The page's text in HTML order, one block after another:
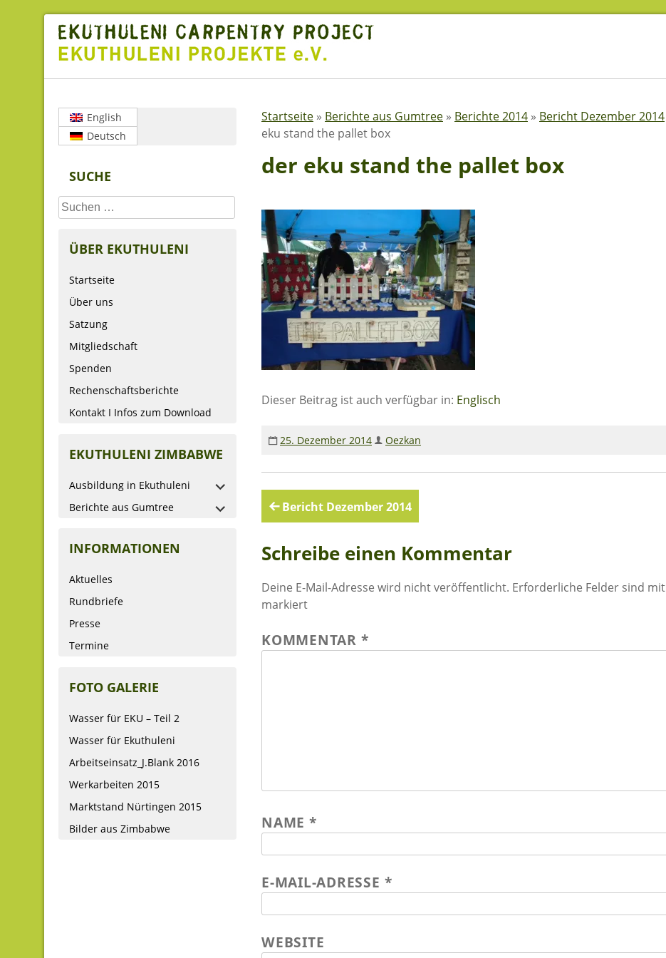
Skip
content
English
Deutsch
SUCHE
Suchen
nach:
ÜBER EKUTHULENI
Startseite
Über uns
Satzung
Mitgliedschaft
Spenden
Rechenschaftsberichte
Kontakt I Infos zum Download
EKUTHULENI ZIMBABWE
Ausbildung in Ekuthuleni
Berichte aus Gumtree
INFORMATIONEN
Aktuelles
Rundbriefe
Presse
Termine
FOTO GALERIE
Wasser für EKU – Teil 2
Wasser für Ekuthuleni
Arbeitseinsatz_J.Blank 2016
Werkarbeiten 2015
Marktstand Nürtingen 2015
Bilder aus Zimbabwe
Startseite » Berichte aus Gumtree » Berichte 2014 » Bericht Dezember 2014
eku stand the pallet box
der eku stand the pallet box
Dieser Beitrag ist auch verfügbar in: Englisch
25. Dezember 2014 Oezkan
Beitragsnavigation
Bericht Dezember 2014
Schreibe einen Kommentar
Deine E-Mail-Adresse wird nicht veröffentlicht. Erforderliche Felder sind mit
markiert
KOMMENTAR *
NAME *
E-MAIL-ADRESSE *
WEBSITE